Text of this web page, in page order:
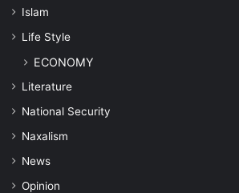
Islam
Life Style
ECONOMY
Literature
National Security
Naxalism
News
Opinion